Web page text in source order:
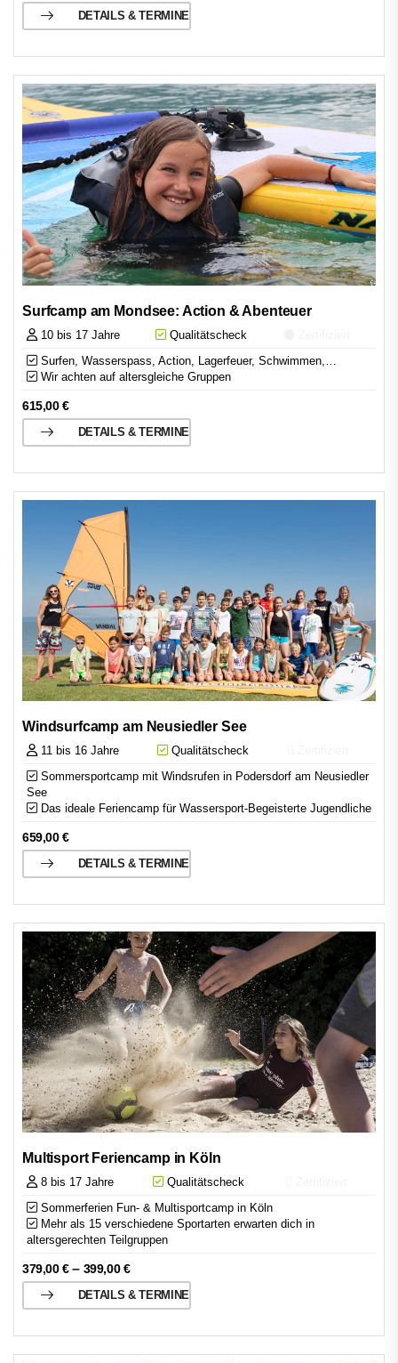
DETAILS & TERMINE
Surfcamp am Mondsee: Action & Abenteuer
10 bis 17 Jahre Qualitätscheck
Surfen, Wasserspass, Action, Lagerfeuer, Schwimmen,…
Wir achten auf altersgleiche Gruppen
615,00€
DETAILS & TERMINE
Windsurfcamp am Neusiedler See
11 bis 16 Jahre Qualitätscheck
Sommersportcamp mit Windsrufen in Podersdorf am Neusiedler
See
Das ideale Feriencamp für Wassersport-Begeisterte Jugendliche
659,00€
DETAILS & TERMINE
Multisport Feriencamp in Köln
8 bis 17 Jahre Qualitätscheck
Sommerferien Fun- & Multisportcamp in Köln
Mehr als 15 verschiedene Sportarten erwarten dich in
altersgerechten Teilgruppen
379,00€– 399,00€
DETAILS & TERMINE